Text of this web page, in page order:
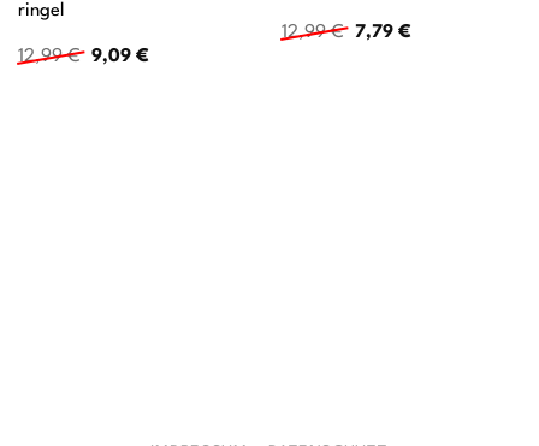
ringel
12,99€ Ursprünglicher
9,09 €Aktueller
12,99€ Ursprünglicher
7,79 €Aktueller